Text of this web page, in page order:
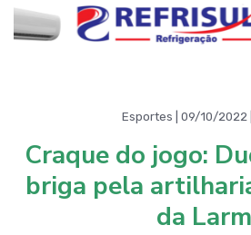
Esportes | 09/10/2022
Craque do jogo:
briga pela
da Larm